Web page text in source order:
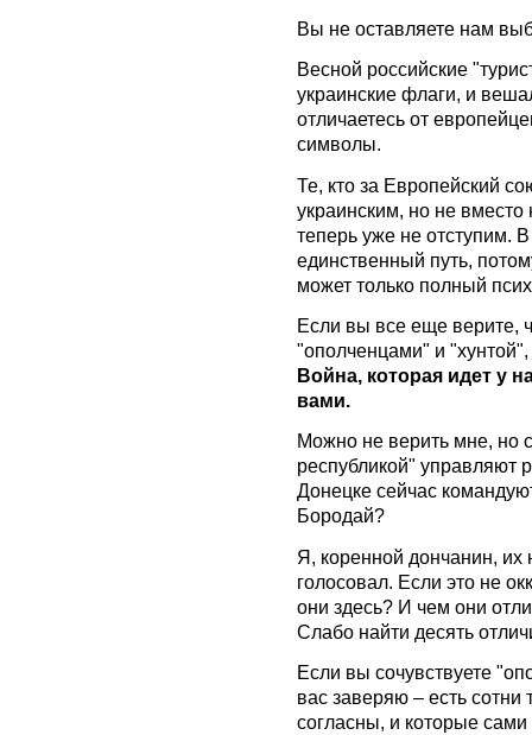
Вы не оставляете нам
Весной российские
украинские флаги, и
отличаетесь от
символы.
Те, кто за Европейский
украинским, но не
теперь уже не отступим.
единственный путь,
может только полный
Если вы все еще верите,
"ополченцами" и "хунтой",
Война, которая идет у
вами.
Можно не верить мне, но
республикой" управляют
Донецке сейчас
Бородай?
Я, коренной дончанин, их
голосовал. Если это не
они здесь? И чем они
Слабо найти десять
Если вы сочувствуете
вас заверяю – есть сотни
согласны, и которые